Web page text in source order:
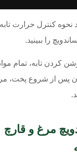
نحوه کنترل حرارت
را ببینید.
کردن تابه، تمام
چون پس از شروع پخت،
مرغ و قارچ